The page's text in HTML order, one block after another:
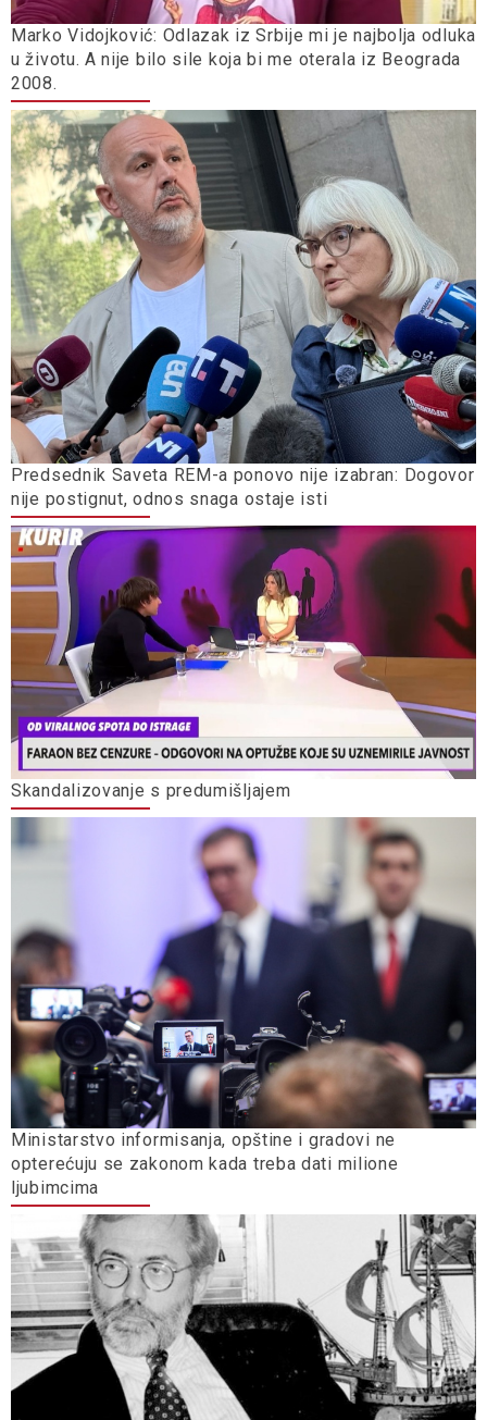
Marko Vidojković: Odlazak iz Srbije mi je najbolja odluka
u životu. A nije bilo sile koja bi me oterala iz Beograda
2008.
Predsednik Saveta REM-a ponovo nije izabran: Dogovor
nije postignut, odnos snaga ostaje isti
Skandalizovanje s predumišljajem
Ministarstvo informisanja, opštine i gradovi ne
opterećuju se zakonom kada treba dati milione
ljubimcima